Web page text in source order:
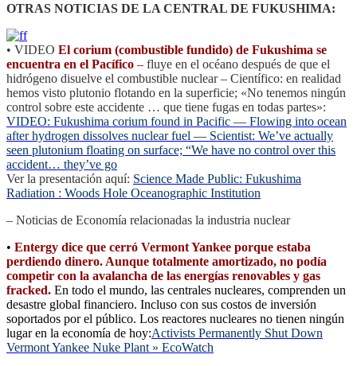
OTRAS NOTICIAS DE LA CENTRAL DE FUKUSHIMA:
• VIDEO El corium (combustible fundido) de Fukushima se
encuentra en el Pacífico – fluye en el océano después de que el
hidrógeno disuelve el combustible nuclear – Científico: en realidad
hemos visto plutonio flotando en la superficie; «No tenemos ningún
control sobre este accidente … que tiene fugas en todas partes»:
VIDEO: Fukushima corium found in Pacific — Flowing into ocean
after hydrogen dissolves nuclear fuel — Scientist: We’ve actually
seen plutonium floating on surface; “We have no control over this
accident… they’ve go
Ver la presentación aquí: Science Made Public: Fukushima
Radiation : Woods Hole Oceanographic Institution
– Noticias de Economía relacionadas la industria nuclear
• Entergy dice que cerró Vermont Yankee porque estaba
perdiendo dinero. Aunque totalmente amortizado, no podía
competir con la avalancha de las energías renovables y gas
fracked. En todo el mundo, las centrales nucleares, comprenden un
desastre global financiero. Incluso con sus costos de inversión
soportados por el público. Los reactores nucleares no tienen ningún
lugar en la economía de hoy:Activists Permanently Shut Down
Vermont Yankee Nuke Plant » EcoWatch